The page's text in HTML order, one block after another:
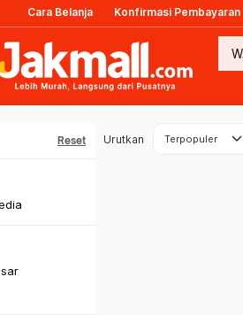
Cara Belanja Konfirmasi Pembayaran
Reset Urutkan Terpopuler keyboard_arrow_down